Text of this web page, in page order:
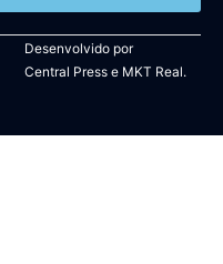
Desenvolvido por
Central Presse MKT Real.